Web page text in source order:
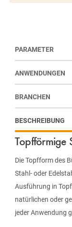
Topfförmige
Die Topfform des
Stahl- oder
Ausführung in
natürlichen oder
jeder Anwendung
BESCHREIBUNG
PARAMETER
ANWENDUNGEN
BRANCHEN